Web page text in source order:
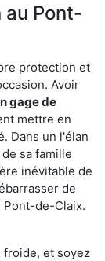
au Pont-
protection et
Avoir
gage de
mettre en
Dans un l'élan
sa famille
inévitable de
de
de-Claix.
froide, et soyez